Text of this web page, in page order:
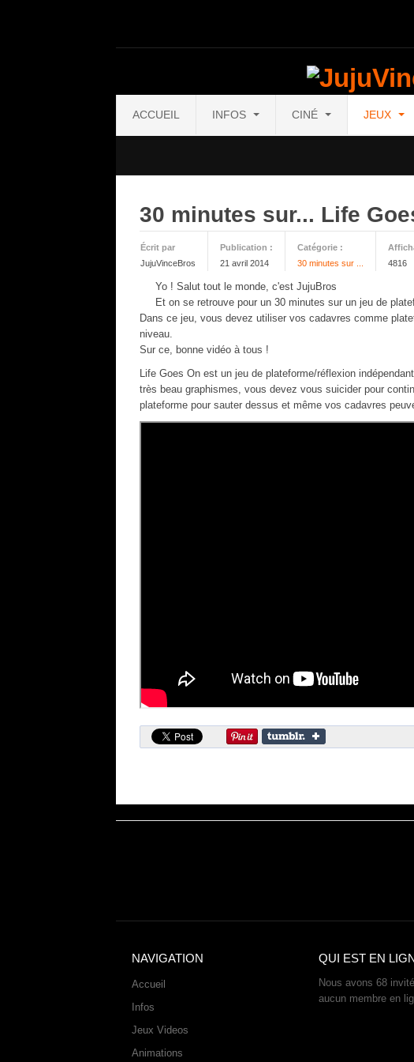
ACCUEIL INFOS CINÉ JEUX
30 minutes sur... Life
Écrit par
JujuVinceBros
Publication :
21 avril 2014
Catégorie :
30 minutes sur ...
4816
Yo ! Salut tout le monde, c'est JujuBros
Et on se retrouve pour un 30 minutes sur un jeu de
Dans ce jeu, vous devez utiliser vos cadavres comme
niveau.
Sur ce, bonne vidéo à tous !
Life Goes On est un jeu de plateforme/réflexion
très beau graphismes, vous devez vous suicider pour
plateforme pour sauter dessus et même vos cadavres
NAVIGATION
Accueil
Infos
Jeux Videos
Animations
QUI EST EN
Nous avons 68
aucun membre en